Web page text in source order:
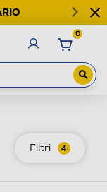
0
Filtri 4